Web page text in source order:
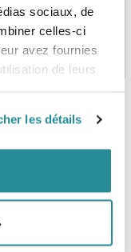
sociaux, de
celles-ci
avez fournies
de leurs
les détails
5000 produits en stock
de 99€ d’achat*